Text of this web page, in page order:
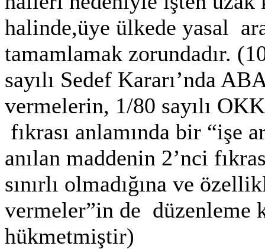
halinde,üye ülkede yasal
tamamlamak zorundadır.
sayılı Sedef Kararı’nda
vermelerin, 1/80 sayılı
fıkrası anlamında bir “işe
anılan maddenin 2’nci
sınırlı olmadığına ve
vermeler”in de düzenleme
hükmetmiştir)